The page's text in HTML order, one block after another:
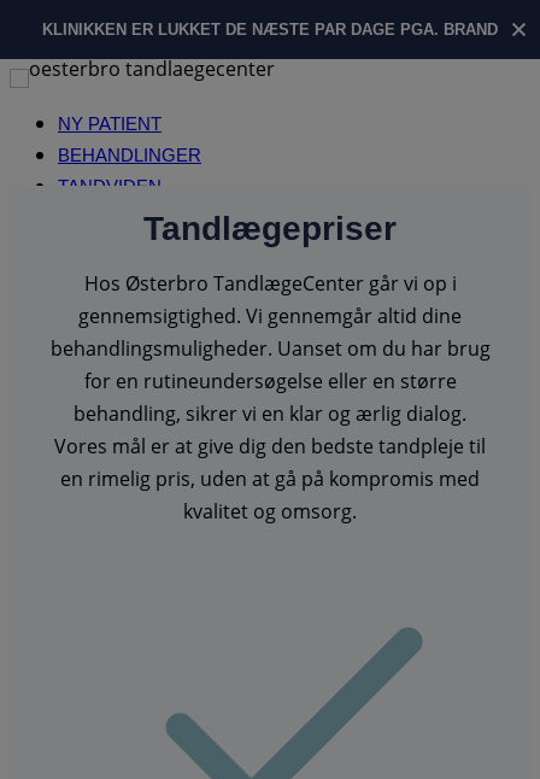
Fortsæt
indhold
NY PATIENT
BEHANDLINGER
TANDVIDEN
PERSONALE
KONTAKT
Tandlægepriser
Hos Østerbro TandlægeCenter går vi op i
gennemsigtighed. Vi gennemgår altid dine
behandlingsmuligheder. Uanset om du har brug
for en rutineundersøgelse eller en større
behandling, sikrer vi en klar og ærlig dialog.
Vores mål er at give dig den bedste tandpleje til
en rimelig pris, uden at gå på kompromis med
kvalitet og omsorg.
KLINIKKEN ER LUKKET DE NÆSTE PAR DAGE PGA. BRAND